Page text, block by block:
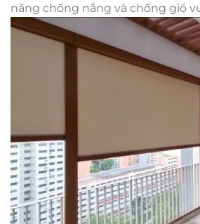
năng chống nắng và chống gió